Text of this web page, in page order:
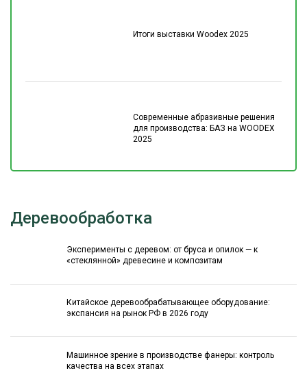
Итоги выставки Woodex 2025
Современные абразивные решения
для производства: БАЗ на WOODEX
2025
Деревообработка
Эксперименты с деревом: от бруса и опилок — к
«стеклянной» древесине и композитам
Китайское деревообрабатывающее оборудование:
экспансия на рынок РФ в 2026 году
Машинное зрение в производстве фанеры: контроль
качества на всех этапах